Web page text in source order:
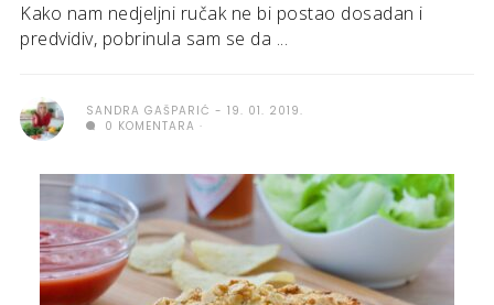
Kako nam nedjeljni ručak ne bi postao dosadan i
predvidiv, pobrinula sam se da ...
SANDRA GAŠPARIĆ
19. 01. 2019.
0 KOMENTARA